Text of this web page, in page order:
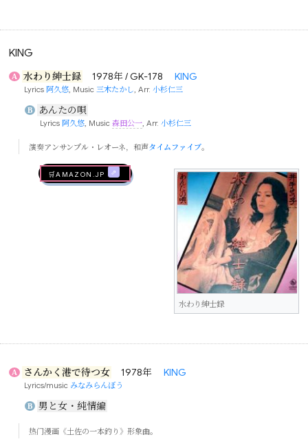
KING
A 水わり紳士録 1978年 / GK-178 KING
Lyrics 阿久悠, Music三木たかし, Arr.小杉仁三
B あんたの唄
Lyrics 阿久悠, Music 森田公一, Arr. 小杉仁三
演奏アンサンプル・レオーネ，和声タイムファイブ。
水わり紳士録
🛒AMAZON.jp
A さんかく港で待つ女 1978年 KING
Lyrics/music みなみらんぼう
B 男と女・純情編
热门漫画《土佐の一本釣り》形象曲。